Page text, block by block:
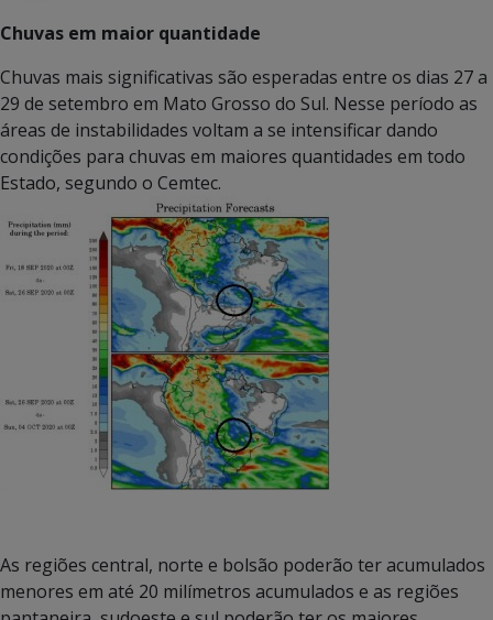
Chuvas em maior quantidade
Chuvas mais significativas são esperadas entre os dias 27 a
29 de setembro em Mato Grosso do Sul. Nesse período as
áreas de instabilidades voltam a se intensificar dando
condições para chuvas em maiores quantidades em todo
Estado, segundo o Cemtec.
As regiões central, norte e bolsão poderão ter acumulados
menores em até 20 milímetros acumulados e as regiões